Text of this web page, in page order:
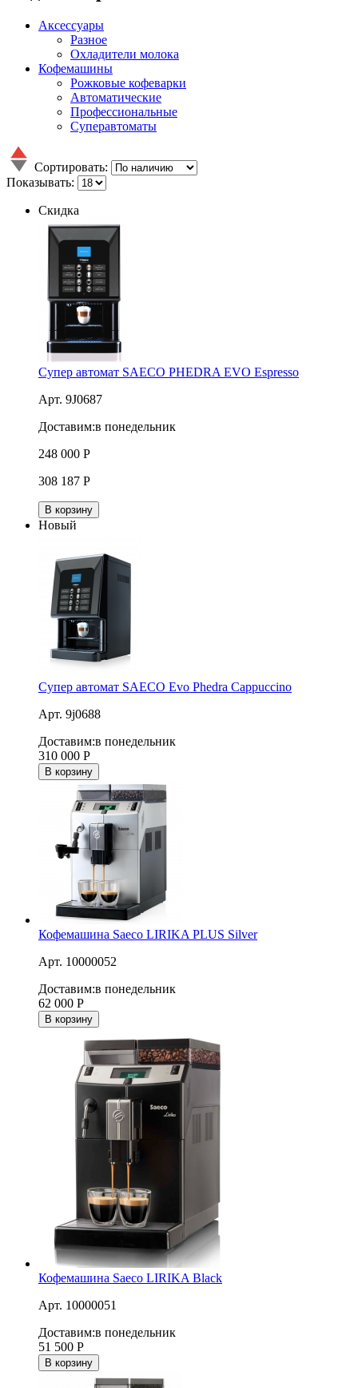
Аксессуары
Разное
Охладители молока
Кофемашины
Рожковые кофеварки
Автоматические
Профессиональные
Суперавтоматы
Сортировать:
Показывать:
Скидка
Супер автомат SAECO PHEDRA EVO Espresso
Арт. 9J0687
Доставим:в понедельник
248 000 Р
308 187 Р
В корзину
Новый
Супер автомат SAECO Evo Phedra Cappuccino
Арт. 9j0688
Доставим:в понедельник
310 000 Р
В корзину
Кофемашина Saeco LIRIKA PLUS Silver
Арт. 10000052
Доставим:в понедельник
62 000 Р
В корзину
Кофемашина Saeco LIRIKA Black
Арт. 10000051
Доставим:в понедельник
51 500 Р
В корзину